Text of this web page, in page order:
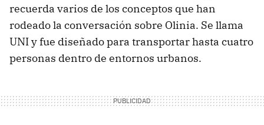
recuerda varios de los conceptos que han
rodeado la conversación sobre Olinia. Se llama
UNI y fue diseñado para transportar hasta cuatro
personas dentro de entornos urbanos.